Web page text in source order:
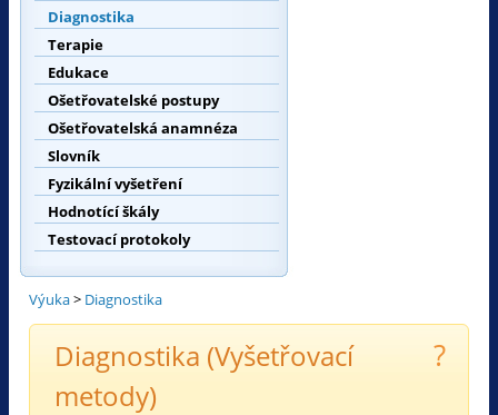
Diagnostika
Terapie
Edukace
Ošetřovatelské postupy
Ošetřovatelská anamnéza
Slovník
Fyzikální vyšetření
Hodnotící škály
Testovací protokoly
Výuka> Diagnostika
Diagnostika (Vyšetřovací
metody)
?